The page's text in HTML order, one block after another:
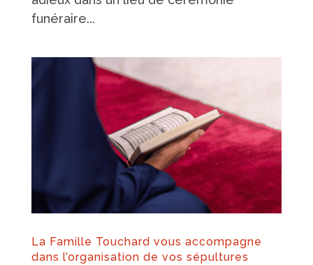
funéraire...
La Famille Touchard vous accompagne
dans l’organisation de vos sépultures